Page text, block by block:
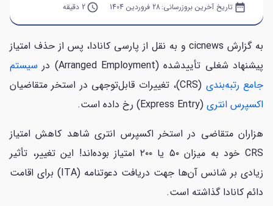
date_range تاریخ آخرین بروزرسانی:28 فروردین 1404 query_builder2 دقیقه
به گزارش cicnews و به نقل از پارسی کانادا، پس از حذف امتیاز
پیشنهاد شغلی تأییدشده (Arranged Employment) در
سیستم
جامع رتبه‌بندی (CRS)، تغییرات قابل‌توجهی در استخر متقاضیان
اکسپرس انتری (Express Entry) رخ داده است.
هزاران متقاضی در استخر اکسپرس انتری شاهد کاهش امتیاز
CRS خود به میزان ۵۰ یا ۲۰۰ امتیاز بوده‌اند! این تغییر، تأثیر
زیادی بر شانس آن‌ها جهت دریافت دعوتنامه (ITA) برای اقامت
دائم کانادا گذاشته است.